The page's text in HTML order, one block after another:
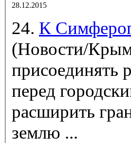
28.12.2015
24. К
(Новости/
присоединять
перед
расширить
землю ...